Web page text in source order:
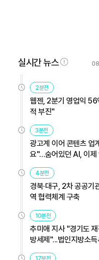
실시간 뉴스
2분전
웹젠, 2분기 영업익
적 부진"
3분전
광고계 이어 콘텐츠 업
요"…숨어있던 AI, 이제
4분전
경북·대구, 2차 공공
역 협력체계 구축
10분전
추미애 지사 "경기도
방세제"...법인지방소
17분전